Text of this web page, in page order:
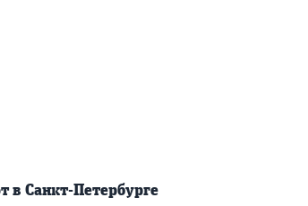
в Санкт-Петербурге